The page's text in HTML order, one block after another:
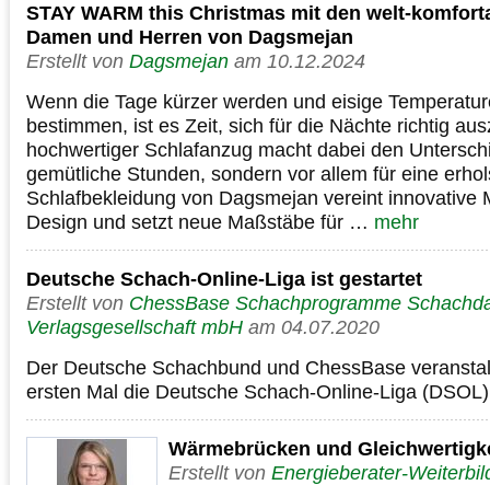
STAY WARM this Christmas mit den welt-
Damen und Herren von Dagsmejan
Erstellt von Dagsmejan am 10.12.2024
Wenn die Tage kürzer werden und eisige
bestimmen, ist es Zeit, sich für die Nächte richtig
hochwertiger Schlafanzug macht dabei den
gemütliche Stunden, sondern vor allem für eine
Schlafbekleidung von Dagsmejan vereint innovative
Design und setzt neue Maßstäbe für … mehr
Deutsche Schach-Online-Liga ist gestartet
Erstellt von ChessBase Schachprogramme
Verlagsgesellschaft mbH am 04.07.2020
Der Deutsche Schachbund und ChessBase
ersten Mal die Deutsche Schach-Online-Liga (DSOL)
Wärmebrücken und
Erstellt von Energieberater-